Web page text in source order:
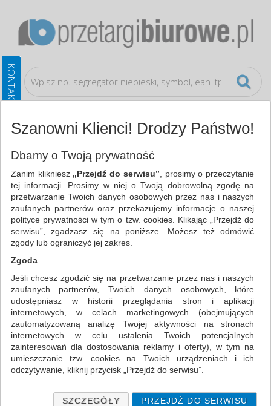
Drobne akcesoria biurowe
WSZYSTKIE KATEGORIE
NAJCHĘTNIEJ WYBIERANE
DROBNE AKCESORIA BIUROWE
KLEJE (15)
FILTRY WIĘCEJ
KLASA
EKONOMICZNE
PREMIUM
STANDARD
PRODUKT
KLEJ W PŁYNIE
Szanowni Klienci! Drodzy Państwo!
Dbamy o Twoją prywatność
Zanim klikniesz „Przejdź do serwisu” , prosimy o przeczytanie
tej informacji. Prosimy w niej o Twoją dobrowolną zgodę na
przetwarzanie Twoich danych osobowych przez nas i naszych
zaufanych partnerów oraz przekazujemy informacje o naszej
polityce prywatności w tym o tzw. cookies. Klikając „Przejdź do
serwisu”, zgadzasz się na poniższe. Możesz też odmówić
zgody lub ograniczyć jej zakres.
Zgoda
Jeśli chcesz zgodzić się na przetwarzanie przez nas i naszych
zaufanych partnerów, Twoich danych osobowych, które
udostępniasz w historii przeglądania stron i aplikacji
internetowych, w celach marketingowych (obejmujących
zautomatyzowaną analizę Twojej aktywności na stronach
internetowych w celu ustalenia Twoich potencjalnych
zainteresowań dla dostosowania reklamy i oferty), w tym na
umieszczanie tzw. cookies na Twoich urządzeniach i ich
odczytywanie, kliknij przycisk „Przejdź do serwisu”.
Jeśli nie chcesz wyrazić zgody lub ograniczyć jej zakres, kliknij
„Szczegóły”, gdzie znajdziesz wszelkie informacje o tym jak to
SZCZEGÓŁY PRZEJDŹ DO SERWISU